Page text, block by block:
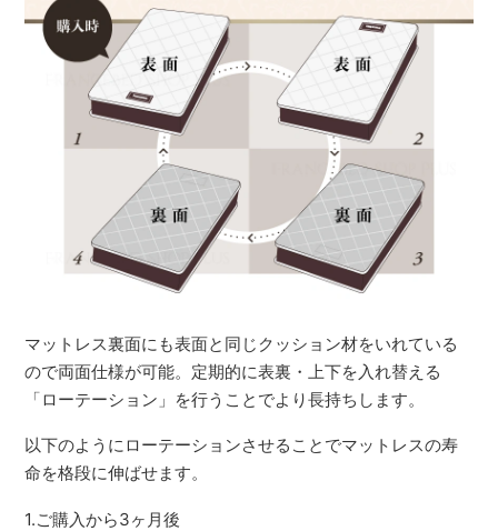
マットレス裏面にも表面と同じクッション材をいれている
ので両面仕様が可能。定期的に表裏・上下を入れ替える
「ローテーション」を行うことでより長持ちします。
以下のようにローテーションさせることでマットレスの寿
命を格段に伸ばせます。
1.ご購入から3ヶ月後